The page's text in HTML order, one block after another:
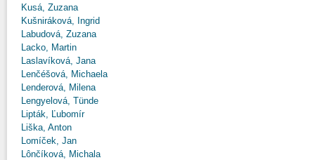
Kusá, Zuzana
Kušniráková, Ingrid
Labudová, Zuzana
Lacko, Martin
Laslavíková, Jana
Lenčéšová, Michaela
Lenderová, Milena
Lengyelová, Tünde
Lipták, Ľubomír
Liška, Anton
Lomíček, Jan
Lônčíková, Michala